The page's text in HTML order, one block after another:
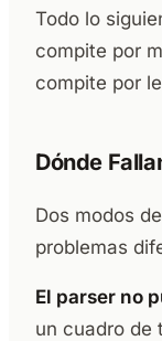
Todo lo
compite por
compite por
Dónde
Dos modos
problemas
El parser no
un cuadro de